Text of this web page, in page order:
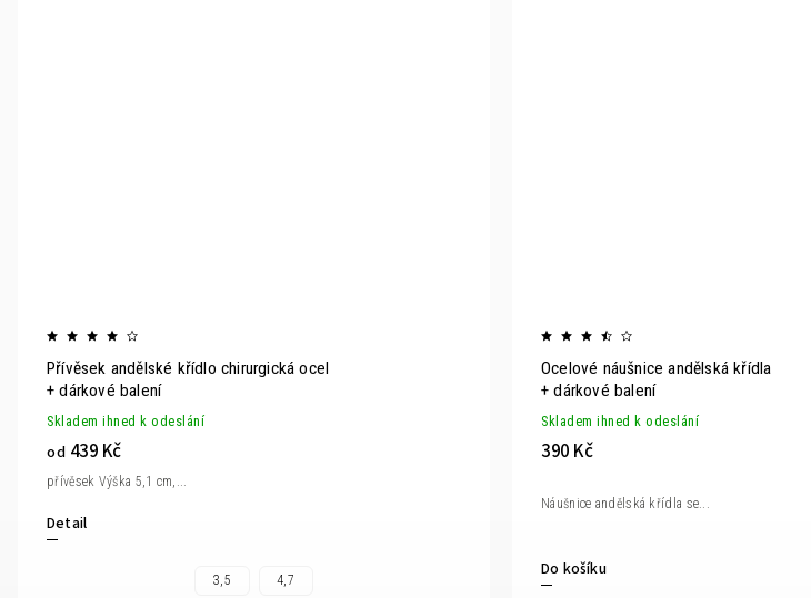
Přívěsek andělské křídlo chirurgická ocel
+ dárkové balení
Skladem ihned k odeslání
od 439 Kč
Detail
přívěsek Výška 5,1 cm,...
3,5 4,7
Ocelové náušnice andělská křídla
+ dárkové balení
Skladem ihned k odeslání
390 Kč
Do košíku
Náušnice andělská křídla se...